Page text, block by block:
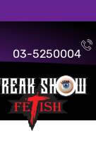
משלוח חינם על כל
03-5250004